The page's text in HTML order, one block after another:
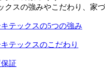
クスの強みやこだわり、家
テックスの5つの強み
テックスのこだわり
証